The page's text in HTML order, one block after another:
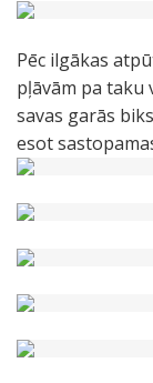
Pēc ilgākas
pļāvām pa taku
savas garās
esot